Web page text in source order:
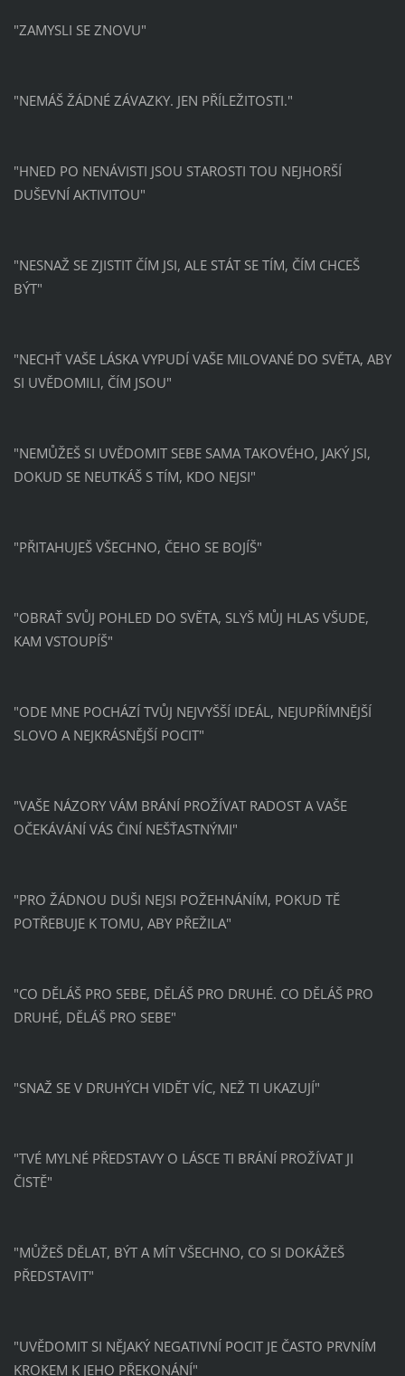
"ZAMYSLI SE ZNOVU"
"NEMÁŠ ŽÁDNÉ ZÁVAZKY. JEN PŘÍLEŽITOSTI."
"HNED PO NENÁVISTI JSOU STAROSTI TOU NEJHORŠÍ
DUŠEVNÍ AKTIVITOU"
"NESNAŽ SE ZJISTIT ČÍM JSI, ALE STÁT SE TÍM, ČÍM CHCEŠ
BÝT"
"NECHŤ VAŠE LÁSKA VYPUDÍ VAŠE MILOVANÉ DO SVĚTA, ABY
SI UVĚDOMILI, ČÍM JSOU"
"NEMŮŽEŠ SI UVĚDOMIT SEBE SAMA TAKOVÉHO, JAKÝ JSI,
DOKUD SE NEUTKÁŠ S TÍM, KDO NEJSI"
"PŘITAHUJEŠ VŠECHNO, ČEHO SE BOJÍŠ"
"OBRAŤ SVŮJ POHLED DO SVĚTA, SLYŠ MŮJ HLAS VŠUDE,
KAM VSTOUPÍŠ"
"ODE MNE POCHÁZÍ TVŮJ NEJVYŠŠÍ IDEÁL, NEJUPŘÍMNĚJŠÍ
SLOVO A NEJKRÁSNĚJŠÍ POCIT"
"VAŠE NÁZORY VÁM BRÁNÍ PROŽÍVAT RADOST A VAŠE
OČEKÁVÁNÍ VÁS ČINÍ NEŠŤASTNÝMI"
"PRO ŽÁDNOU DUŠI NEJSI POŽEHNÁNÍM, POKUD TĚ
POTŘEBUJE K TOMU, ABY PŘEŽILA"
"CO DĚLÁŠ PRO SEBE, DĚLÁŠ PRO DRUHÉ. CO DĚLÁŠ PRO
DRUHÉ, DĚLÁŠ PRO SEBE"
"SNAŽ SE V DRUHÝCH VIDĚT VÍC, NEŽ TI UKAZUJÍ"
"TVÉ MYLNÉ PŘEDSTAVY O LÁSCE TI BRÁNÍ PROŽÍVAT JI
ČISTĚ"
"MŮŽEŠ DĚLAT, BÝT A MÍT VŠECHNO, CO SI DOKÁŽEŠ
PŘEDSTAVIT"
"UVĚDOMIT SI NĚJAKÝ NEGATIVNÍ POCIT JE ČASTO PRVNÍM
KROKEM K JEHO PŘEKONÁNÍ"